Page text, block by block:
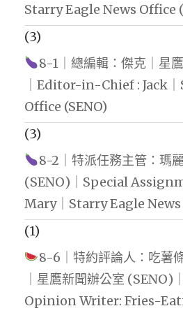
Starry Eagle News Office
(3)
8-1｜總編輯：傑克｜星
｜Editor-in-Chief : Jack
Office (SENO)
(3)
8-2｜特派任務主管：瑪
(SENO)｜Special
Mary｜Starry Eagle News
(1)
8-6｜特約評論人：吃薯
｜星鷹新聞辦公室
Opinion Writer: Fries-